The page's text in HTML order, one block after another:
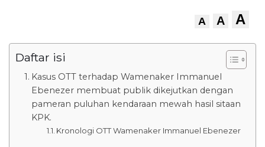
A A A
Daftar isi
Kasus OTT terhadap Wamenaker Immanuel
Ebenezer membuat publik dikejutkan dengan
pameran puluhan kendaraan mewah hasil sitaan
KPK.
Kronologi OTT Wamenaker Immanuel Ebenezer